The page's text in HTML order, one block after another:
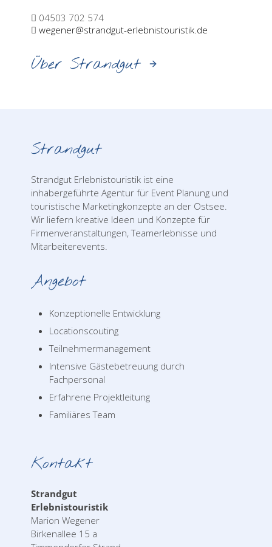
04503 702 574
wegener@strandgut-erlebnistouristik.de
Über Strandgut
Strandgut
Strandgut Erlebnistouristik ist eine
inhabergeführte Agentur für Event Planung und
touristische Marketingkonzepte an der Ostsee.
Wir liefern kreative Ideen und Konzepte für
Firmenveranstaltungen, Teamerlebnisse und
Mitarbeiterevents.
Angebot
Konzeptionelle Entwicklung
Locationscouting
Teilnehmermanagement
Intensive Gästebetreuung durch
Fachpersonal
Erfahrene Projektleitung
Familiäres Team
Kontakt
Strandgut
Erlebnistouristik
Marion Wegener
Birkenallee 15 a